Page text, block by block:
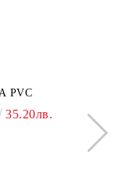
PVC
35.20лв.